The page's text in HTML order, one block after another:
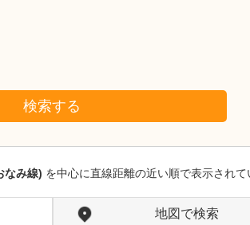
検索する
なみ線) を中心に直線距離の近い順で表示されて
地図で検索
埼玉県さいたま市浦和区
若山医院 眼科耳鼻咽喉科
若山 久仁子 副院長